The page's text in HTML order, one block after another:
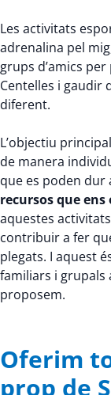
Les activitats
adrenalina pel
grups d’amics
Centelles i gaudir
diferent.
L’objectiu
de manera
que es poden
recursos que
aquestes
contribuir a fer
plegats. I aquest
familiars i grupals
proposem.
Oferim
prop de